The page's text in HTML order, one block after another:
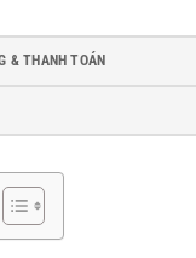
& THANH TOÁN